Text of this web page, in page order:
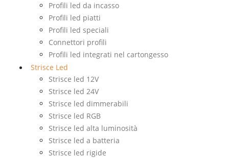
Profili led da incasso
Profili led piatti
Profili led speciali
Connettori profili
Profili led integrati nel cartongesso
Strisce Led
Strisce led 12V
Strisce led 24V
Strisce led dimmerabili
Strisce led RGB
Strisce led alta luminosità
Strisce led a batteria
Strisce led rigide